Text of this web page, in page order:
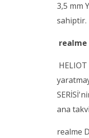
3,5 mm
sahiptir.
realme
ana
realme